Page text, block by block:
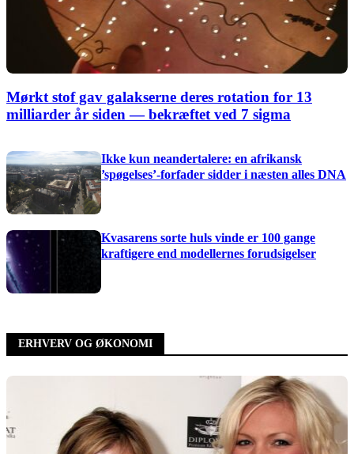
Mørkt stof gav galakserne deres rotation for 13
milliarder år siden — bekræftet ved 7 sigma
Ikke kun neandertalere: en afrikansk
’spøgelses’-forfader sidder i næsten alles DNA
Kvasarens sorte huls vinde er 100 gange
kraftigere end modellernes forudsigelser
ERHVERV OG ØKONOMI